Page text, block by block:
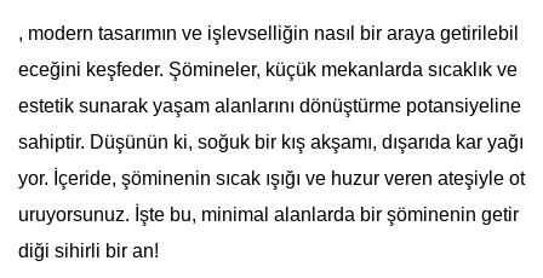
, modern tasarımın ve işlevselliğin nasıl bir araya getirilebil
eceğini keşfeder. Şömineler, küçük mekanlarda sıcaklık ve
estetik sunarak yaşam alanlarını dönüştürme potansiyeline
sahiptir. Düşünün ki, soğuk bir kış akşamı, dışarıda kar yağı
yor. İçeride, şöminenin sıcak ışığı ve huzur veren ateşiyle ot
uruyorsunuz. İşte bu, minimal alanlarda bir şöminenin getir
diği sihirli bir an!